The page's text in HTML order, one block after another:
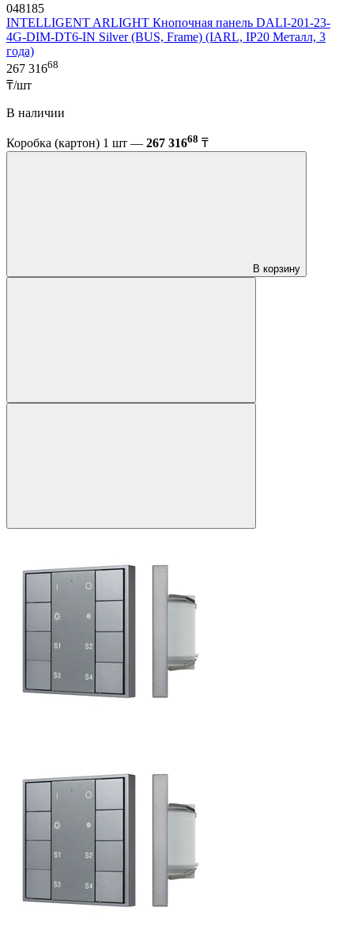
048185
INTELLIGENT ARLIGHT Кнопочная панель DALI-201-23-
4G-DIM-DT6-IN Silver (BUS, Frame) (IARL, IP20 Металл, 3
года)
267 31668
₸/шт
В наличии
Коробка (картон) 1 шт — 267 31668 ₸
В корзину